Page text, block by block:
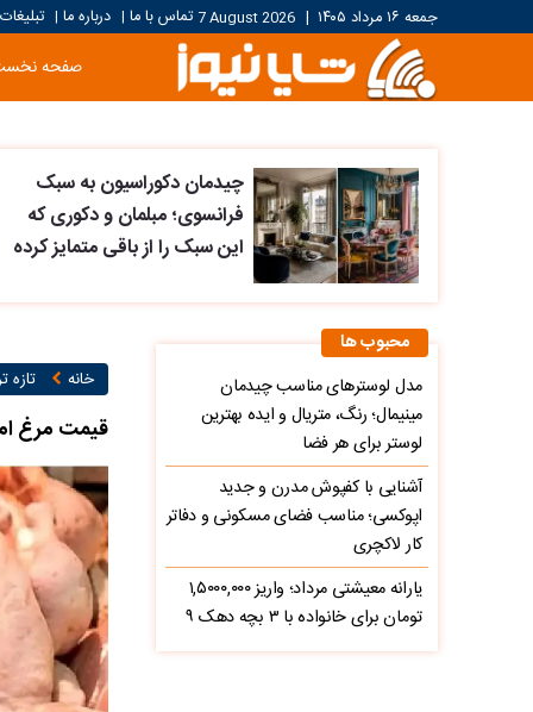
جمعه ۱۶ مرداد ۱۴۰۵ |
7 August 2026تماس با ما | درباره ما | تبلیغات
صفحه
چیدمان دکوراسیون به سبک
فرانسوی؛ مبلمان و دکوری که
این سبک را از باقی متمایز کرده
خانه تازه
قیمت مرغ امروز
محبوب ها
مدل لوسترهای مناسب چیدمان
مینیمال؛ رنگ، متریال و ایده بهترین
لوستر برای هر فضا
آشنایی با کفپوش مدرن و جدید
اپوکسی؛ مناسب فضای مسکونی و دفاتر
کار لاکچری
یارانه معیشتی مرداد؛ واریز ۱,۵۰۰۰,۰۰۰
تومان برای خانواده با ۳ بچه دهک ۹